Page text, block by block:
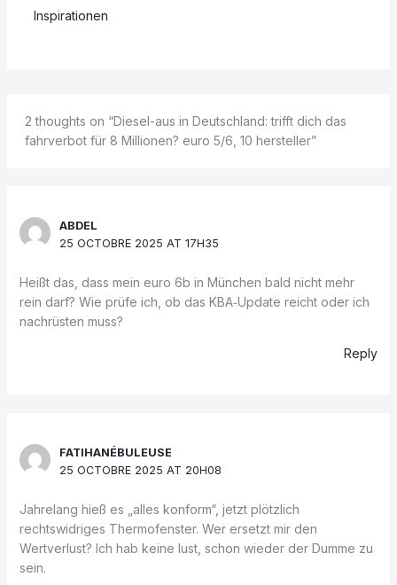
Inspirationen
2 thoughts on “Diesel-aus in Deutschland: trifft dich das
fahrverbot für 8 Millionen? euro 5/6, 10 hersteller”
ABDEL
25 OCTOBRE 2025 AT 17H35
Heißt das, dass mein euro 6b in München bald nicht mehr
rein darf? Wie prüfe ich, ob das KBA‑Update reicht oder ich
nachrüsten muss?
Reply
FATIHANÉBULEUSE
25 OCTOBRE 2025 AT 20H08
Jahrelang hieß es „alles konform“, jetzt plötzlich
rechtswidriges Thermofenster. Wer ersetzt mir den
Wertverlust? Ich hab keine lust, schon wieder der Dumme zu
sein.